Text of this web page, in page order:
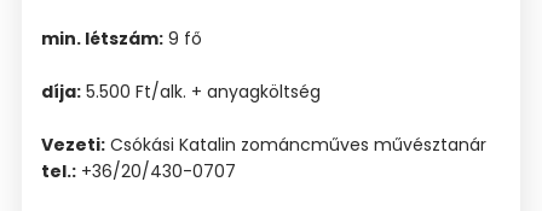
min. létszám:9 fő
díja:5.500 Ft/alk. + anyagköltség
Vezeti:Csókási Katalin zománcműves művésztanár
tel.:+36/20/430-0707